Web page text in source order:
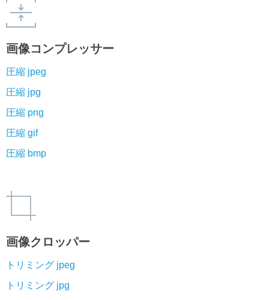
画像コンプレッサー
圧縮 jpeg
圧縮 jpg
圧縮 png
圧縮 gif
圧縮 bmp
画像クロッパー
トリミング jpeg
トリミング jpg